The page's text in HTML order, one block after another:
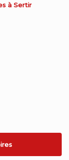
à Sertir